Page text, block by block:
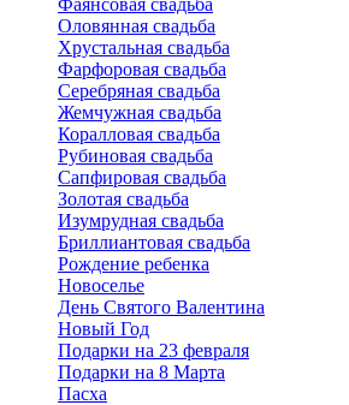
Фаянсовая свадьба
Оловянная свадьба
Хрустальная свадьба
Фарфоровая свадьба
Серебряная свадьба
Жемчужная свадьба
Коралловая свадьба
Рубиновая свадьба
Сапфировая свадьба
Золотая свадьба
Изумрудная свадьба
Бриллиантовая свадьба
Рождение ребенка
Новоселье
День Святого Валентина
Новый Год
Подарки на 23 февраля
Подарки на 8 Марта
Пасха